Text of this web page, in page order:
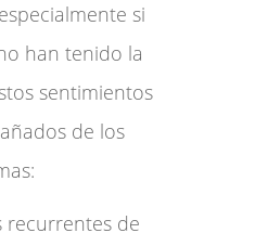
si
han tenido la
sentimientos
de los
recurrentes de